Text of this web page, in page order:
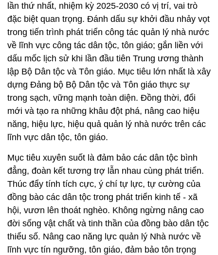
lần thứ nhất, nhiệm kỳ 2025-2030 có vị trí, vai trò
đặc biệt quan trọng. Đánh dấu sự khởi đầu nhảy vọt
trong tiến trình phát triển công tác quản lý nhà nước
về lĩnh vực công tác dân tộc, tôn giáo; gắn liền với
dấu mốc lịch sử khi lần đầu tiên Trung ương thành
lập Bộ Dân tộc và Tôn giáo. Mục tiêu lớn nhất là xây
dựng Đảng bộ Bộ Dân tộc và Tôn giáo thực sự
trong sạch, vững mạnh toàn diện. Đồng thời, đổi
mới và tạo ra những khâu đột phá, nâng cao hiệu
năng, hiệu lực, hiệu quả quản lý nhà nước trên các
lĩnh vực dân tộc, tôn giáo.
Mục tiêu xuyên suốt là đảm bảo các dân tộc bình
đẳng, đoàn kết tương trợ lẫn nhau cùng phát triển.
Thúc đẩy tính tích cực, ý chí tự lực, tự cường của
đồng bào các dân tộc trong phát triển kinh tế - xã
hội, vươn lên thoát nghèo. Không ngừng nâng cao
đời sống vật chất và tinh thần của đồng bào dân tộc
thiểu số. Nâng cao năng lực quản lý Nhà nước về
lĩnh vực tín ngưỡng, tôn giáo, đảm bảo tôn trọng